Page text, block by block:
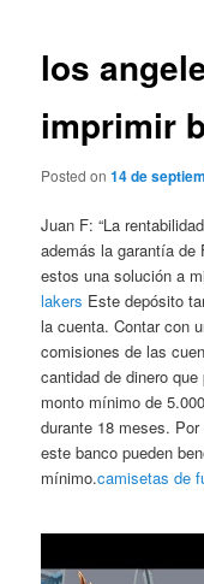
los
imprimir
Posted on14 de
Juan F: “La
además la garantía de
estos una solución a
lakers Este depósito
la cuenta. Contar con
comisiones de las
cantidad de dinero
monto mínimo de
durante 18 meses.
este banco pueden
mínimo.camisetas de